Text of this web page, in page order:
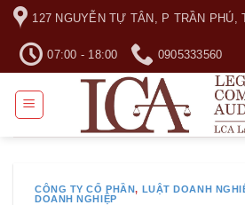
Skip
content
127 NGUYỄN TỰ TÂN, P TRẦN PHÚ,
07:00 - 18:00 0905333560
CÔNG TY CỔ PHẦN, LUẬT DOANH
DOANH NGHIỆP